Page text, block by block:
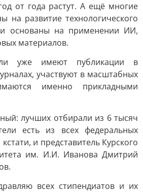
от года растут. А ещё многие
на развитие технологического
и основаны на применении ИИ,
материалов.
уже имеют публикации в
участвуют в масштабных
именно прикладными
лучших отбирали из 6 тысяч
есть из всех федеральных
и представитель Курского
им. И.И. Иванова Дмитрий
всех стипендиатов и их